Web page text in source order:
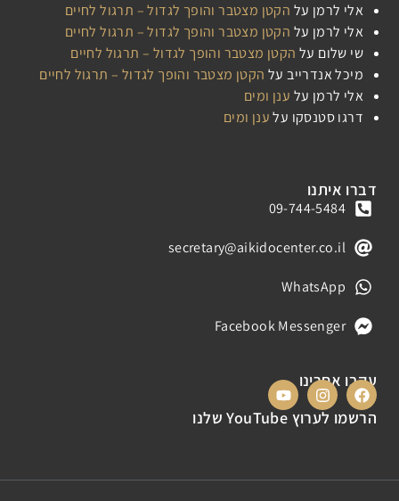
אלי לרמן על הקטן מצטבר והופך לגדול – תרגול לחיים
אלי לרמן על הקטן מצטבר והופך לגדול – תרגול לחיים
שי שלום על הקטן מצטבר והופך לגדול – תרגול לחיים
מיכל אנדרייבעל הקטן מצטבר והופך לגדול – תרגול לחיים
אלי לרמן על ענן ומים
דרגו סטנסקו עלענן ומים
דברו איתנו
09-744-5484
secretary@aikidocenter.co.il
WhatsApp
Facebook Messenger
עקבו אחרינו
הרשמו לערוץ YouTube שלנו